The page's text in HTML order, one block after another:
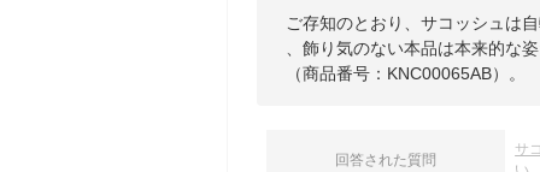
ご存知のとおり、サコッシュは
、飾り気のない本品は本来的
（商品番号：KNC00065AB）。
回答された質問
サ